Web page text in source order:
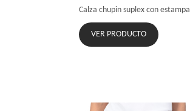
Calza chupin suplex con estampa
VER PRODUCTO